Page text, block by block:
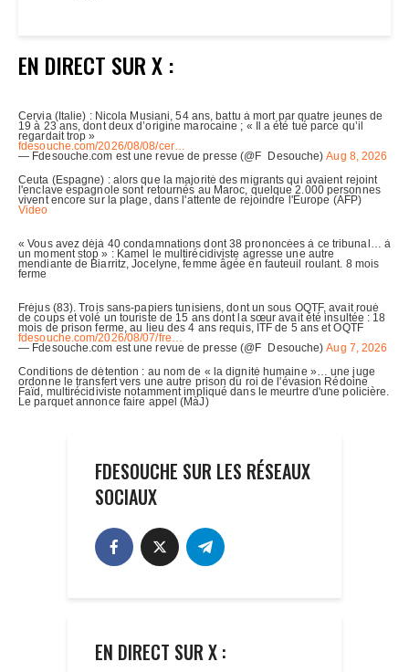
EN DIRECT SUR X :
FDESOUCHE SUR LES RÉSEAUX
SOCIAUX
EN DIRECT SUR X :